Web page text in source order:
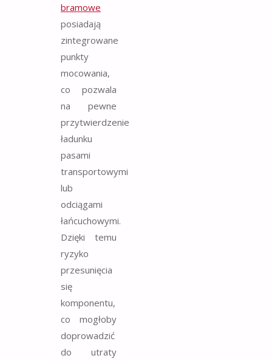
bramowe
posiadają
zintegrowane
punkty
mocowania,
co pozwala
na pewne
przytwierdzenie
ładunku
pasami
transportowymi
lub
odciągami
łańcuchowymi.
Dzięki temu
ryzyko
przesunięcia
się
komponentu,
co mogłoby
doprowadzić
do utraty